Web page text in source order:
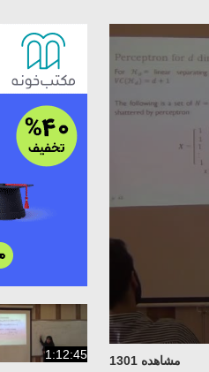
مشاهده 1301 1:12:45